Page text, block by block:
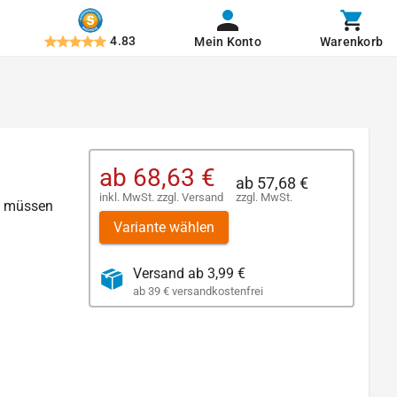
4.83 Mein Konto Warenkorb
müssen
ab 68,63 €
inkl. MwSt. zzgl. Versand
ab 57,68 €
zzgl. MwSt.
Variante wählen
Versand ab 3,99 €
ab 39 € versandkostenfrei